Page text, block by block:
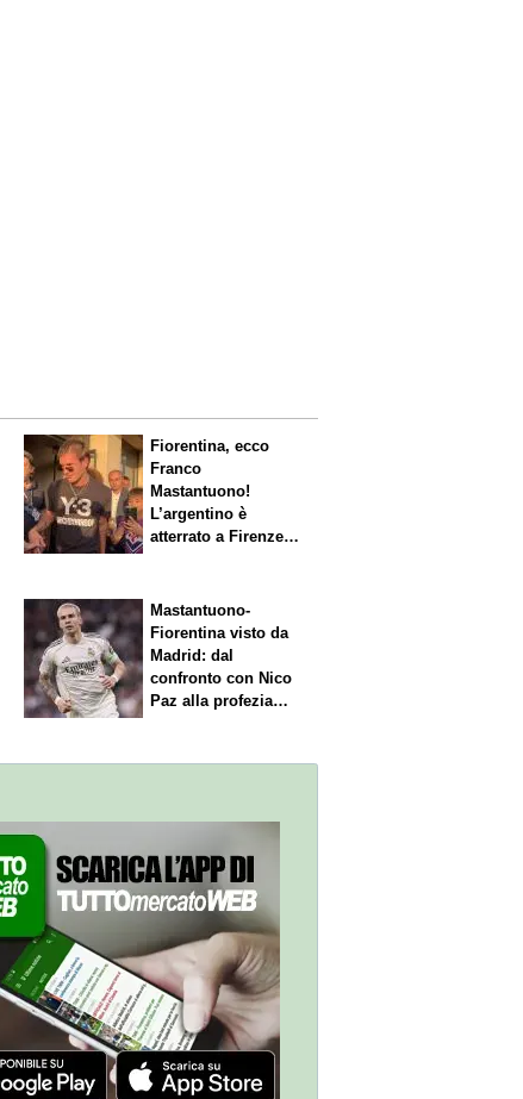
Fiorentina, ecco
Franco
Mastantuono!
L’argentino è
atterrato a Firenze,
Mastantuono-
Fiorentina visto da
Madrid: dal
confronto con Nico
Paz alla profezia